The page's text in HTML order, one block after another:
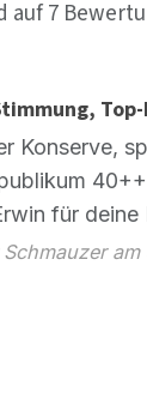
auf7
Konserve,
für deine